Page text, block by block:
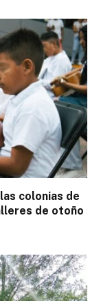
colonias de
de otoño